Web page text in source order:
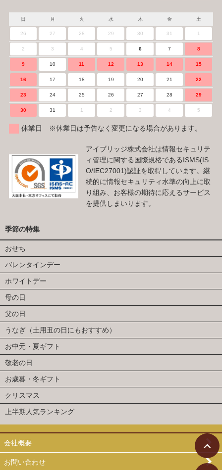
日 月 火 水 木 金 土
26 27 28 29 30 31 1
2 3 4 5 6 7 8
9 10 11 12 13 14 15
16 17 18 19 20 21 22
23 24 25 26 27 28 29
30 31 1 2 3 4 5
休業日 ※休業日は予告なく変更になる場合があります。
アイブリッジ株式会社は情報セキュリテ
ィ管理に関する国際規格であるISMS(IS
O/IEC27001)認証を取得しています。継
続的に情報セキュリティ水準の向上に取
り組み、お客様の期待に応えるサービス
を提供しまいります。
季節の特集
おせち
バレンタインデー
ホワイトデー
母の日
父の日
うなぎ（土用丑の日にもおすすめ）
お中元・夏ギフト
敬老の日
お歳暮・冬ギフト
クリスマス
上半期人気ランキング
会社概要
お問い合わせ